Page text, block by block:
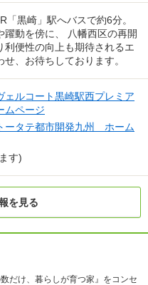
「黒崎」駅へバスで約6分。
躍動を傍に、 八幡西区の再開
利便性の向上も期待されるエ
、お待ちしております。
ェルコート黒崎駅西プレミア
ムページ
タテ都市開発九州 ホーム
す)
を見る
数だけ、暮らしが育つ家』をコンセ